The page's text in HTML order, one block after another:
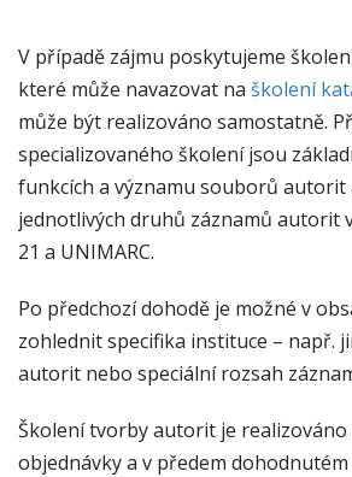
V případě zájmu poskytujeme
které může navazovat na školení
může být realizováno samostatně.
specializovaného školení jsou
funkcích a významu souborů autorit
jednotlivých druhů záznamů autorit
21 a UNIMARC.
Po předchozí dohodě je možné v
zohlednit specifika instituce – např.
autorit nebo speciální rozsah
Školení tvorby autorit je realizováno
objednávky a v předem